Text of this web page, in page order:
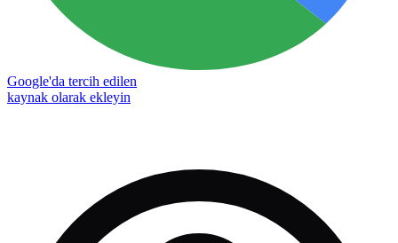
Google'da tercih edilen
kaynak olarak ekleyin